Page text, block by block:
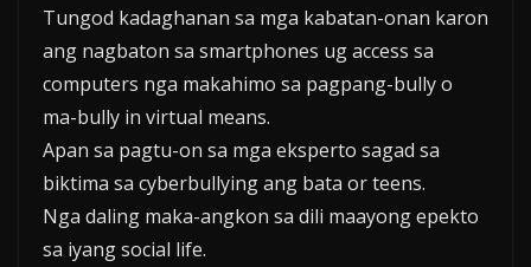
Tungod kadaghanan sa mga kabatan-onan karon
ang nagbaton sa smartphones ug access sa
computers nga makahimo sa pagpang-bully o
ma-bully in virtual means.
Apan sa pagtu-on sa mga eksperto sagad sa
biktima sa cyberbullying ang bata or teens.
Nga daling maka-angkon sa dili maayong epekto
sa iyang social life.